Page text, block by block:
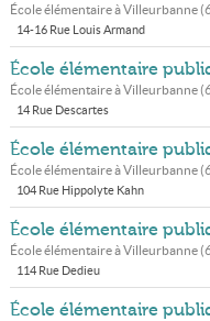
École élémentaire àVilleurbanne(
14-16 Rue Louis Armand
École élémentaire
École élémentaire àVilleurbanne(
14 Rue Descartes
École élémentaire
École élémentaire àVilleurbanne(
104 Rue Hippolyte Kahn
École élémentaire
École élémentaire àVilleurbanne(
114 Rue Dedieu
École élémentaire